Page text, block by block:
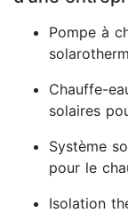
Pompe à
Chauffe-
solaires
Système
pour le
Isolation